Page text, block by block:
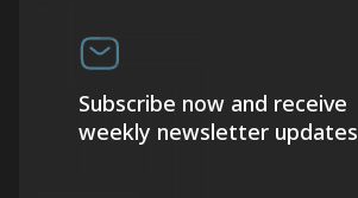
Subscribe now and receive
weekly newsletter updates